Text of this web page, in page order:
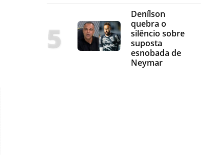
Denílson
quebra o
silêncio sobre
suposta
esnobada de
Neymar